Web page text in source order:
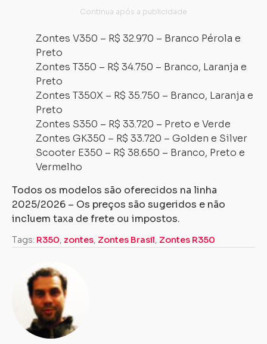
Zontes V350 – R$ 32.970 – Branco Pérola e
Preto
Zontes T350 – R$ 34.750 – Branco, Laranja e
Preto
Zontes T350X – R$ 35.750 – Branco, Laranja e
Preto
Zontes S350 – R$ 33.720 – Preto e Verde
Zontes GK350 – R$ 33.720 – Golden e Silver
Scooter E350 – R$ 38.650 – Branco, Preto e
Vermelho
Todos os modelos são oferecidos na linha
2025/2026 – Os preços são sugeridos e não
incluem taxa de frete ou impostos.
Tags: R350, zontes, Zontes Brasil, Zontes R350